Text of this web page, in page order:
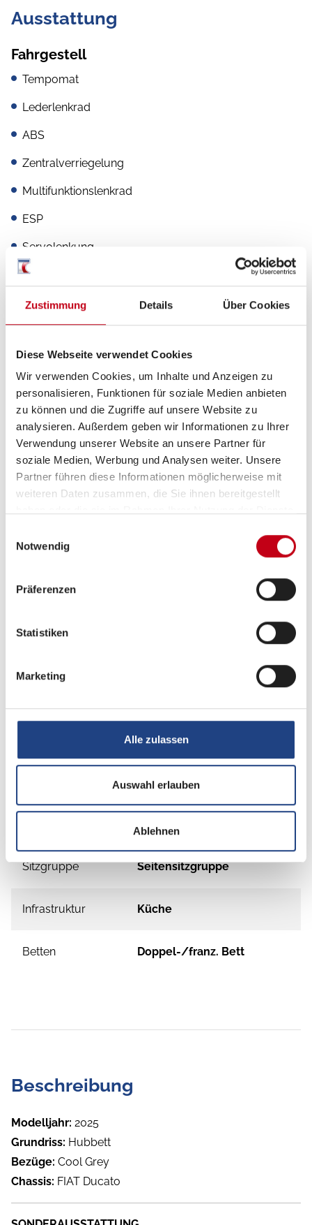
Zustimmung Details Über Cookies
Diese Webseite verwendet Cookies
Wir verwenden Cookies, um Inhalte und Anzeigen zu
personalisieren, Funktionen für soziale Medien anbieten
zu können und die Zugriffe auf unsere Website zu
analysieren. Außerdem geben wir Informationen zu Ihrer
Verwendung unserer Website an unsere Partner für
soziale Medien, Werbung und Analysen weiter. Unsere
Partner führen diese Informationen möglicherweise mit
weiteren Daten zusammen, die Sie ihnen bereitgestellt
Notwendig
Präferenzen
Statistiken
Marketing
Alle zulassen
Auswahl erlauben
Ablehnen
Ausstattung
Fahrgestell
Tempomat
Lederlenkrad
ABS
Zentralverriegelung
Multifunktionslenkrad
ESP
Servolenkung
Heizung / Klima
Klimaanlage
Gasheizung
Sanitär
Grundrissbeschreibung
Doppel-/franz. Bett ab 4 Schlafplätze
4
Sitzgruppe Seitensitzgruppe
Infrastruktur Küche
Betten Doppel-/franz. Bett
Beschreibung
Modelljahr: 2025
Grundriss: Hubbett
Bezüge: Cool Grey
Chassis: FIAT Ducato